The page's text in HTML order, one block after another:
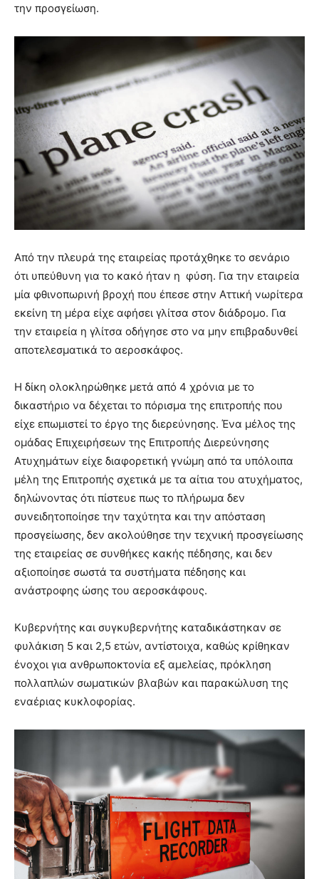
την προσγείωση.
Από την πλευρά της εταιρείας προτάχθηκε το σενάριο
ότι υπεύθυνη για το κακό ήταν η φύση. Για την εταιρεία
μία φθινοπωρινή βροχή που έπεσε στην Αττική νωρίτερα
εκείνη τη μέρα είχε αφήσει γλίτσα στον διάδρομο. Για
την εταιρεία η γλίτσα οδήγησε στο να μην επιβραδυνθεί
αποτελεσματικά το αεροσκάφος.
Η δίκη ολοκληρώθηκε μετά από 4 χρόνια με το
δικαστήριο να δέχεται το πόρισμα της επιτροπής που
είχε επωμιστεί το έργο της διερεύνησης. Ένα μέλος της
ομάδας Επιχειρήσεων της Επιτροπής Διερεύνησης
Ατυχημάτων είχε διαφορετική γνώμη από τα υπόλοιπα
μέλη της Επιτροπής σχετικά με τα αίτια του ατυχήματος,
δηλώνοντας ότι πίστευε πως το πλήρωμα δεν
συνειδητοποίησε την ταχύτητα και την απόσταση
προσγείωσης, δεν ακολούθησε την τεχνική προσγείωσης
της εταιρείας σε συνθήκες κακής πέδησης, και δεν
αξιοποίησε σωστά τα συστήματα πέδησης και
ανάστροφης ώσης του αεροσκάφους.
Κυβερνήτης και συγκυβερνήτης καταδικάστηκαν σε
φυλάκιση 5 και 2,5 ετών, αντίστοιχα, καθώς κρίθηκαν
ένοχοι για ανθρωποκτονία εξ αμελείας, πρόκληση
πολλαπλών σωματικών βλαβών και παρακώλυση της
εναέριας κυκλοφορίας.